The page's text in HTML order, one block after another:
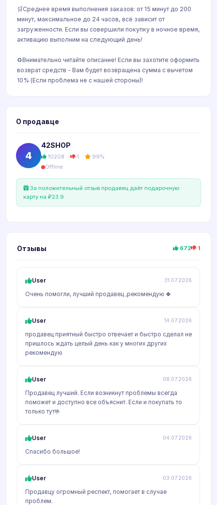
🛒Среднее время выполнения заказов: от 15 минут до 200
минут, максимальное до 24 часов, всё зависит от
загруженности. Если вы совершили покупку в ночное время,
активацию выполним на следующий день!
♻️Внимательно читайте описание! Если вы захотите оформить
возврат средств - Вам будет возвращена сумма с вычетом
10% (Если проблема не с нашей стороны)!
О продавце
4
42SHOP
10208 1 99%
Offline
За положительный отзыв продавец даёт подарочную
карту на ₽23.9.
Отзывы 672 1
User 31.07.2026
Очень помогли, лучший продавец ,рекомендую 🍀
User 14.07.2026
продавец приятный быстро отвечает и быстро сделал не
пришлось ждать целый день как у многих других
рекомендую
User 08.07.2026
Продавец лучший. Если возникнут проблемы всегда
поможет и доступно все объяснит. Если и покупать то
только тут🤟
User 04.07.2026
Спасибо большое!
User 03.07.2026
Продавцу огромный респект, помогает в случае
проблем.